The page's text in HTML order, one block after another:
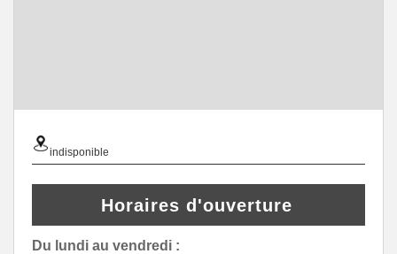
indisponible
Horaires d'ouverture
Du lundi au vendredi :